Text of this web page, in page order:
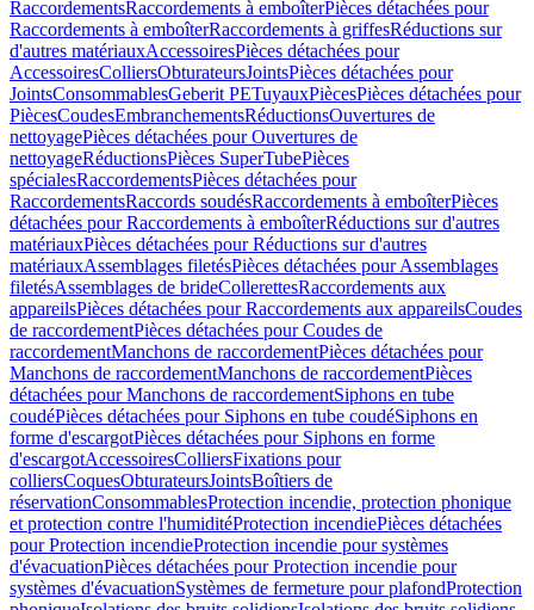
RaccordementsRaccordements à emboîterPièces détachées pour
Raccordements à emboîterRaccordements à griffesRéductions sur
d'autres matériauxAccessoiresPièces détachées pour
AccessoiresColliersObturateursJointsPièces détachées pour
JointsConsommablesGeberit PETuyauxPiècesPièces détachées pour
PiècesCoudesEmbranchementsRéductionsOuvertures de
nettoyagePièces détachées pour Ouvertures de
nettoyageRéductionsPièces SuperTubePièces
spécialesRaccordementsPièces détachées pour
RaccordementsRaccords soudésRaccordements à emboîterPièces
détachées pour Raccordements à emboîterRéductions sur d'autres
matériauxPièces détachées pour Réductions sur d'autres
matériauxAssemblages filetésPièces détachées pour Assemblages
filetésAssemblages de brideCollerettesRaccordements aux
appareilsPièces détachées pour Raccordements aux appareilsCoudes
de raccordementPièces détachées pour Coudes de
raccordementManchons de raccordementPièces détachées pour
Manchons de raccordementManchons de raccordementPièces
détachées pour Manchons de raccordementSiphons en tube
coudéPièces détachées pour Siphons en tube coudéSiphons en
forme d'escargotPièces détachées pour Siphons en forme
d'escargotAccessoiresColliersFixations pour
colliersCoquesObturateursJointsBoîtiers de
réservationConsommablesProtection incendie, protection phonique
et protection contre l'humiditéProtection incendiePièces détachées
pour Protection incendieProtection incendie pour systèmes
d'évacuationPièces détachées pour Protection incendie pour
systèmes d'évacuationSystèmes de fermeture pour plafondProtection